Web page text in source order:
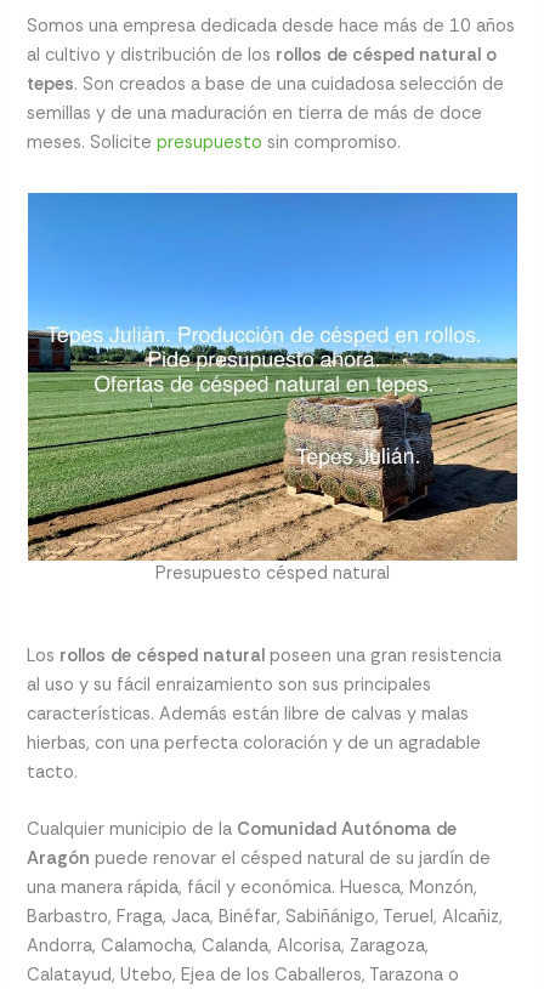
Somos una empresa dedicada desde hace más de 10 años
al cultivo y distribución de los rollos de césped natural o
tepes. Son creados a base de una cuidadosa selección de
semillas y de una maduración en tierra de más de doce
meses. Solicitepresupuesto sin compromiso.
Presupuesto césped natural
Los rollos de césped naturalposeen una gran resistencia
al uso y su fácil enraizamiento son sus principales
características. Además están libre de calvas y malas
hierbas, con una perfecta coloración y de un agradable
tacto.
Cualquier municipio de la Comunidad Autónoma de
Aragón puede renovar el césped natural de su jardín de
una manera rápida, fácil y económica. Huesca, Monzón,
Barbastro, Fraga, Jaca, Binéfar, Sabiñánigo, Teruel, Alcañiz,
Andorra, Calamocha, Calanda, Alcorisa, Zaragoza,
Calatayud, Utebo, Ejea de los Caballeros, Tarazona o